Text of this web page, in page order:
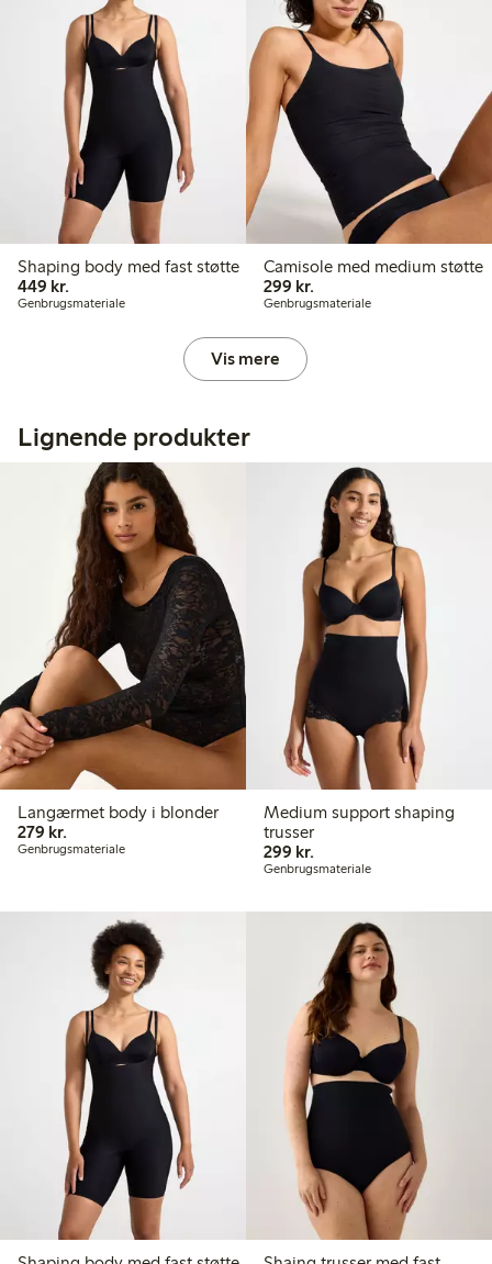
Shaping body med fast støtte
449 kr.
Genbrugsmateriale
Camisole med medium støtte
299 kr.299,00 kr.
Genbrugsmateriale
Vis mere
Lignende produkter
Langærmet body i blonder
279 kr.
Genbrugsmateriale
Medium support shaping
trusser
299 kr.299,00 kr.
Genbrugsmateriale